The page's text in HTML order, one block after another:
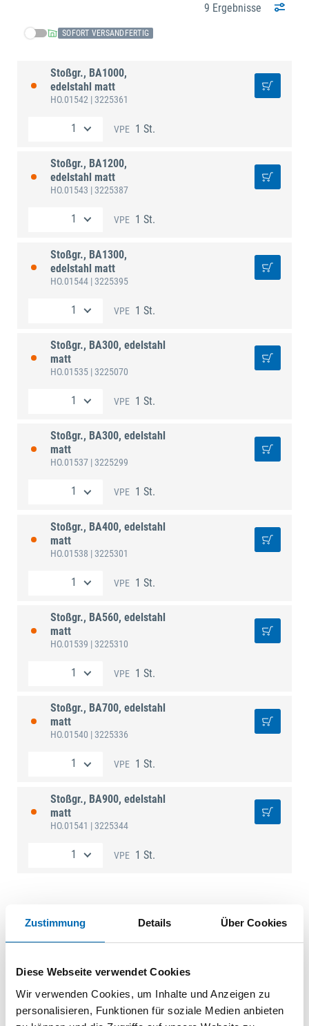
Zustimmung Details Über Cookies
Diese Webseite verwendet Cookies
Wir verwenden Cookies, um Inhalte und Anzeigen zu
personalisieren, Funktionen für soziale Medien anbieten
9 Ergebnisse
SOFORT VERSANDFERTIG
Stoßgr., BA1000,
edelstahl matt
HO.01542 | 3225361
VPE 1 St.
Stoßgr., BA1200,
edelstahl matt
HO.01543 | 3225387
VPE 1 St.
Stoßgr., BA1300,
edelstahl matt
HO.01544 | 3225395
VPE 1 St.
Stoßgr., BA300, edelstahl
matt
HO.01535 | 3225070
VPE 1 St.
Stoßgr., BA300, edelstahl
matt
HO.01537 | 3225299
VPE 1 St.
Stoßgr., BA400, edelstahl
matt
HO.01538 | 3225301
VPE 1 St.
Stoßgr., BA560, edelstahl
matt
HO.01539 | 3225310
VPE 1 St.
Stoßgr., BA700, edelstahl
matt
HO.01540 | 3225336
VPE 1 St.
Stoßgr., BA900, edelstahl
matt
HO.01541 | 3225344
VPE 1 St.
Technische Daten
Material
Edelstahl
Befestigungsart
verdeckt verschraubt
Ausf.
gerade